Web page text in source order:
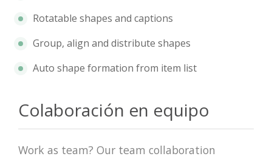
Rotatable shapes and captions
Group, align and distribute shapes
Auto shape formation from item list
Colaboración en equipo
Work as team? Our team collaboration